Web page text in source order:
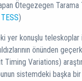
Ötegezegen
TESS)
yer konuşlu
önünden
Timing Variations)
sistemdeki başka